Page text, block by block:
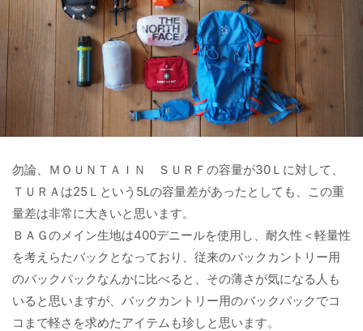
勿論、ＭＯＵＮＴＡＩＮ ＳＵＲＦの容量が30Ｌに対して、
ＴＵＲＡは25Ｌという5Lの容量差があったとしても、この重
量差は非常に大きいと思います。
ＢＡＧのメイン生地は400デニールを使用し、耐久性＜軽量性
を考えらたバックとなっており、従来のバックカントリー用
のバックパックなんかに比べると、その薄さが気になる人も
いると思いますが、バックカントリー用のバックパックでコ
コまで軽さを求めたアイテムも珍しと思います。